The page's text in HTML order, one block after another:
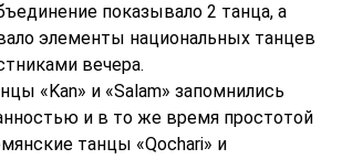
показывало 2 танца, а
элементы национальных танцев
вечера.
«Kan» и «Salam» запомнились
и в то же время простотой
танцы «Qochari» и